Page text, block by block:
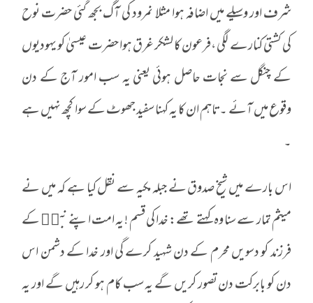
شرف اور وسیلے میں اضافہ ہوا مثلا نمرود کی آگ بجھ گئی حضرت نوح
کی کشتی کنارے لگی ،فرعون کا لشکر غرق ہوا حضرت عیسیٰ کو یہودیوں
کے چنگل سے نجات حاصل ہوئی یعنی یہ سب امور آج کے دن
وقوع میں آئے ۔تاہم ان کا یہ کہنا سفید جھوٹ کے سوا کچھ نہیں ہے
۔
اس بارے میں شیخ صدوق نے جبلہ مکیہ سے نقل کیا ہے کہ میں نے
میثم تمار سے سنا وہ کہتے تھے: خدا کی قسم ! یہ امت اپنے نبیۖ کے
فرزند کو دسویں محرم کے دن شہید کرے گی اور خدا کے دشمن اس
دن کو بابرکت دن تصور کریں گے یہ سب کام ہو کر رہیں گے اور یہ